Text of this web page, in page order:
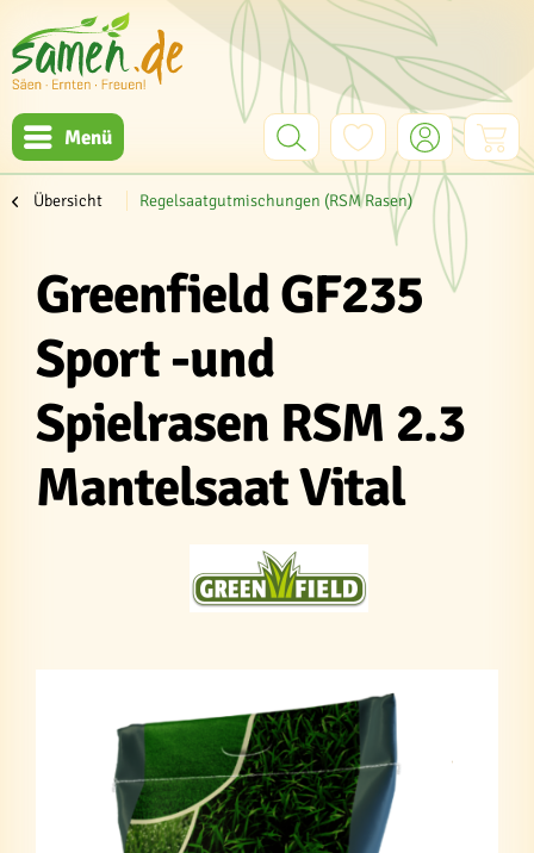
Menü
Übersicht Regelsaatgutmischungen (RSM Rasen)
Greenfield GF235
Sport -und
Spielrasen RSM 2.3
Mantelsaat Vital